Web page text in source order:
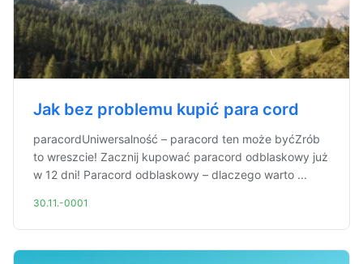
Jak bez problemu kupić para cord
paracordUniwersalność – paracord ten może byćZrób
to wreszcie! Zacznij kupować paracord odblaskowy już
w 12 dni! Paracord odblaskowy – dlaczego warto ...
30.11.-0001